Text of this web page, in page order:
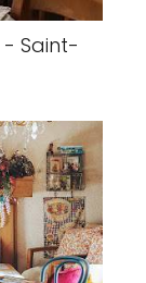
- Saint-